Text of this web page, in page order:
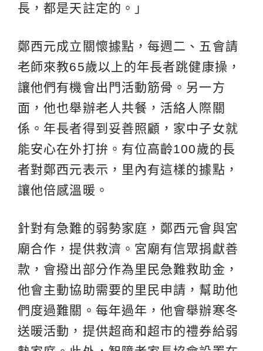
長，都是天註定的。」
鄭西元成立關懷據點，每週二、五會請
老師來教65歲以上的年長者跳健康操，
讓他們有機會出門活動筋骨。另一方
面，他也舉辦老人共餐，活絡人際關
係。年長者得到妥善照顧，家中子女就
能安心在外打拚。有位高齡100歲的長
者對鄭西元表示，里內有這樣的據點，
讓他倍感溫暖。
針對有急難的弱勢家庭，鄭西元會與宮
廟合作，提供救濟。宮廟有信眾捐獻善
款，會撥出部分作為里民急難救助金，
他會主動協助需要的里民申請，幫助他
們度過難關。每年過年，他會舉辦寒冬
送暖活動，提供超商和超市的禮券給弱